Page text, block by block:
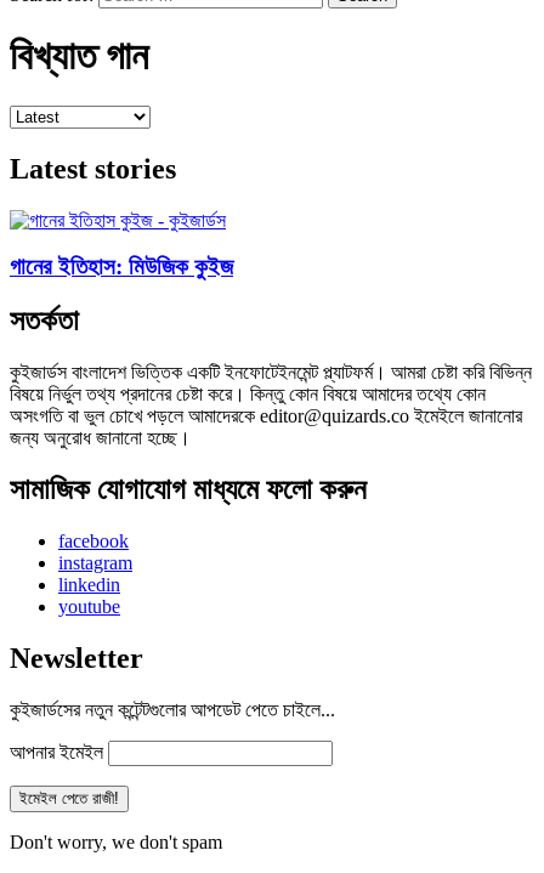
বিখ্যাত গান
Latest stories
গানের ইতিহাস: মিউজিক কুইজ
সতর্কতা
কুইজার্ডস বাংলাদেশ ভিত্তিক একটি ইনফোটেইনমেন্ট প্ল্যাটফর্ম। আমরা চেষ্টা করি বিভিন্ন
বিষয়ে নির্ভুল তথ্য প্রদানের চেষ্টা করে। কিন্তু কোন বিষয়ে আমাদের তথ্যে কোন
অসংগতি বা ভুল চোখে পড়লে আমাদেরকে editor@quizards.co ইমেইলে জানানোর
জন্য অনুরোধ জানানো হচ্ছে।
সামাজিক যোগাযোগ মাধ্যমে ফলো করুন
facebook
instagram
linkedin
youtube
Newsletter
কুইজার্ডসের নতুন কন্টেন্টগুলোর আপডেট পেতে চাইলে...
আপনার ইমেইল
Don't worry, we don't spam